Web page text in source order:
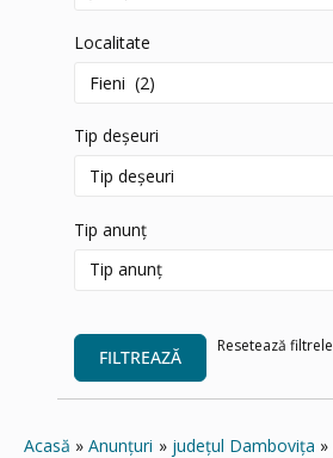
Localitate
Tip deșeuri
Tip anunț
FILTREAZĂ
Resetează filtrele
Acasă Anunțuri județul Dambovița